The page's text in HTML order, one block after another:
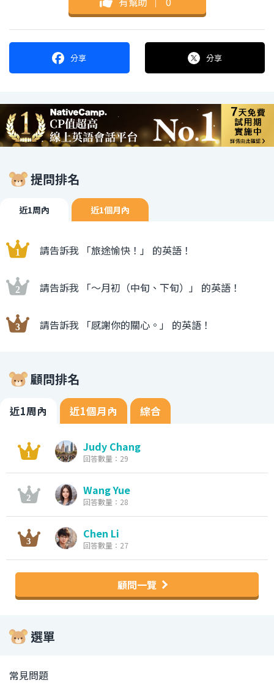
分享 分享
提問排名
近1周內 近1個月內
請告訴我 「旅途愉快！」 的英語！
請告訴我 「〜月初（中旬、下旬）」 的英語！
請告訴我 「感謝你的關心。」 的英語！
顧問排名
近1周內 近1個月內 綜合
Judy Chang
回答數量：29
Wang Yue
回答數量：28
Chen Li
回答數量：27
顧問一覽
選單
常見問題